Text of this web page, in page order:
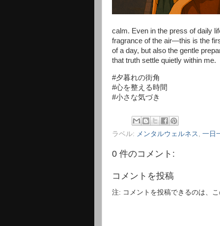
calm. Even in the press of daily
fragrance of the air—this is the
of a day, but also the gentle
that truth settle quietly within me.
#夕暮れの街角
#心を整える時間
#小さな気づき
ラベル: メンタルウェルネス , 一日
0 件のコメント:
コメントを投稿
注: コメントを投稿できるのは、